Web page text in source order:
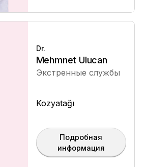
Dr.
Mehmnet Ulucan
Экстренные службы
Kozyatağı
Подробная
информация